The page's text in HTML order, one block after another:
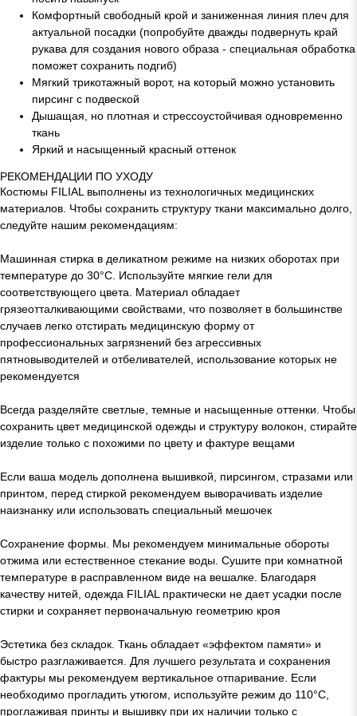
Комфортный свободный крой и заниженная линия плеч для
актуальной посадки (попробуйте дважды подвернуть край
рукава для создания нового образа - специальная обработка
поможет сохранить подгиб)
Мягкий трикотажный ворот, на который можно установить
пирсинг с подвеской
Дышащая, но плотная и стрессоустойчивая одновременно
ткань
Яркий и насыщенный красный оттенок
РЕКОМЕНДАЦИИ ПО УХОДУ
Костюмы FILIAL выполнены из технологичных медицинских
материалов. Чтобы сохранить структуру ткани максимально долго,
следуйте нашим рекомендациям:
Машинная стирка в деликатном режиме на низких оборотах при
температуре до 30°C. Используйте мягкие гели для
соответствующего цвета. Материал обладает
грязеотталкивающими свойствами, что позволяет в большинстве
случаев легко отстирать медицинскую форму от
профессиональных загрязнений без агрессивных
пятновыводителей и отбеливателей, использование которых не
рекомендуется
Всегда разделяйте светлые, темные и насыщенные оттенки. Чтобы
сохранить цвет медицинской одежды и структуру волокон, стирайте
изделие только с похожими по цвету и фактуре вещами
Если ваша модель дополнена вышивкой, пирсингом, стразами или
принтом, перед стиркой рекомендуем выворачивать изделие
наизнанку или использовать специальный мешочек
Сохранение формы. Мы рекомендуем минимальные обороты
отжима или естественное стекание воды. Сушите при комнатной
температуре в расправленном виде на вешалке. Благодаря
качеству нитей, одежда FILIAL практически не дает усадки после
стирки и сохраняет первоначальную геометрию кроя
Эстетика без складок. Ткань обладает «эффектом памяти» и
быстро разглаживается. Для лучшего результата и сохранения
фактуры мы рекомендуем вертикальное отпаривание. Если
необходимо прогладить утюгом, используйте режим до 110°C,
проглаживая принты и вышивку при их наличии только с